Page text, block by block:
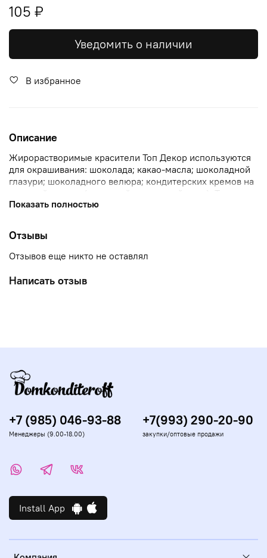
105 ₽
Уведомить о наличии
В избранное
Описание
Жирорастворимые красители Топ Декор используются
для окрашивания: шоколада; какао-масла; шоколадной
глазури; шоколадного велюра; кондитерских кремов на
жировой основе (масляный, сливочный и т.п.). Также
имеют название Топ Продукт
Показать полностью
Отзывы
Отзывов еще никто не оставлял
Написать отзыв
Install App
+7 (985) 046-93-88
Менеджеры (9.00-18.00)
+7(993) 290-20-90
закупки/оптовые продажи